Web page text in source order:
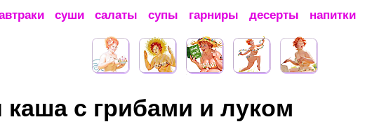
суши салаты супы гарниры десерты напитки
каша с грибами и луком